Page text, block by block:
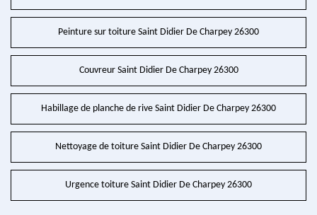
Peinture sur toiture Saint Didier De Charpey 26300
Couvreur Saint Didier De Charpey 26300
Habillage de planche de rive Saint Didier De Charpey 26300
Nettoyage de toiture Saint Didier De Charpey 26300
Urgence toiture Saint Didier De Charpey 26300